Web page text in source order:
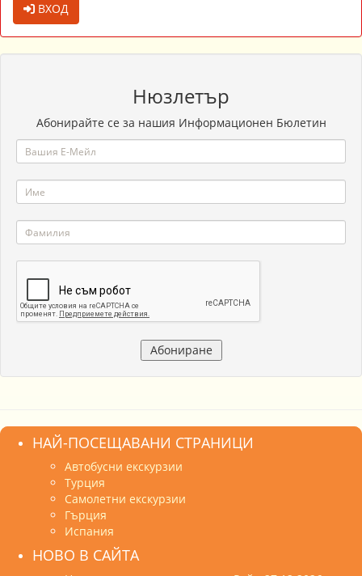
ВХОД
Нюзлетър
Абонирайте се за нашия Информационен Бюлетин
НАЙ-ПОСЕЩАВАНИ СТРАНИЦИ
Автобусни екскурзии
Турция
Самолетни екскурзии
Гърция
Испания
НОВО В САЙТА